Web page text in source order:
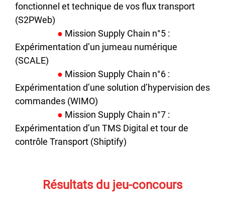
fonctionnel et technique de vos flux transport
(S2PWeb)
● Mission Supply Chain n°5 :
Expérimentation d’un jumeau numérique
(SCALE)
● Mission Supply Chain n°6 :
Expérimentation d’une solution d’hypervision des
commandes (WIMO)
● Mission Supply Chain n°7 :
Expérimentation d’un TMS Digital et tour de
contrôle Transport (Shiptify)
Résultats du jeu-concours